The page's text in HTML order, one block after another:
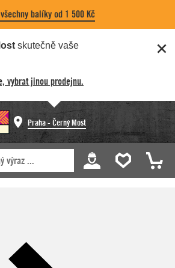
balíky od 1 500 Kč
skutečně vaše
vybrat jinou prodejnu.
Praha - Černý Most